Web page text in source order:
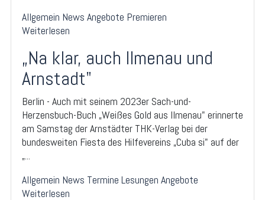
Allgemein News Angebote Premieren
Weiterlesen
„Na klar, auch Ilmenau und
Arnstadt"
Berlin - Auch mit seinem 2023er Sach-und-
Herzensbuch-Buch „Weißes Gold aus Ilmenau" erinnerte
am Samstag der Arnstädter THK-Verlag bei der
bundesweiten Fiesta des Hilfevereins „Cuba si" auf der
„...
Allgemein News Termine Lesungen Angebote
Weiterlesen